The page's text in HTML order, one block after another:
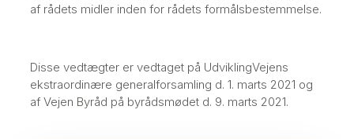
af rådets midler inden for rådets formålsbestemmelse.
Disse vedtægter er vedtaget på UdviklingVejens
ekstraordinære generalforsamling d. 1. marts 2021 og
af Vejen Byråd på byrådsmødet d. 9. marts 2021.